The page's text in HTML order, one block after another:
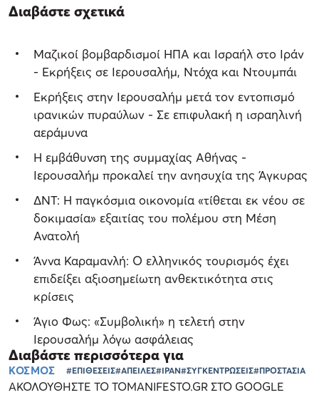
Διαβάστε σχετικά
Μαζικοί βομβαρδισμοί ΗΠΑ και Ισραήλ στο Ιράν
- Εκρήξεις σε Ιερουσαλήμ, Ντόχα και Ντουμπάι
Εκρήξεις στην Ιερουσαλήμ μετά τον εντοπισμό
ιρανικών πυραύλων - Σε επιφυλακή η ισραηλινή
αεράμυνα
Η εμβάθυνση της συμμαχίας Αθήνας -
Ιερουσαλήμ προκαλεί την ανησυχία της Άγκυρας
ΔΝΤ: Η παγκόσμια οικονομία «τίθεται εκ νέου σε
δοκιμασία» εξαιτίας του πολέμου στη Μέση
Ανατολή
Άννα Καραμανλή: Ο ελληνικός τουρισμός έχει
επιδείξει αξιοσημείωτη ανθεκτικότητα στις
κρίσεις
Άγιο Φως: «Συμβολική» η τελετή στην
Ιερουσαλήμ λόγω ασφάλειας
Διαβάστε περισσότερα για
ΚΟΣΜΟΣ #ΕΠΙΘΕΣΕΙΣ#ΑΠΕΙΛΕΣ#ΙΡΑΝ#ΣΥΓΚΕΝΤΡΩΣΕΙΣ#ΠΡΟΣΤΑΣΙΑ
ΑΚΟΛΟΥΘΗΣΤΕ ΤΟ TOMANIFESTO.GR ΣΤΟ GOOGLE